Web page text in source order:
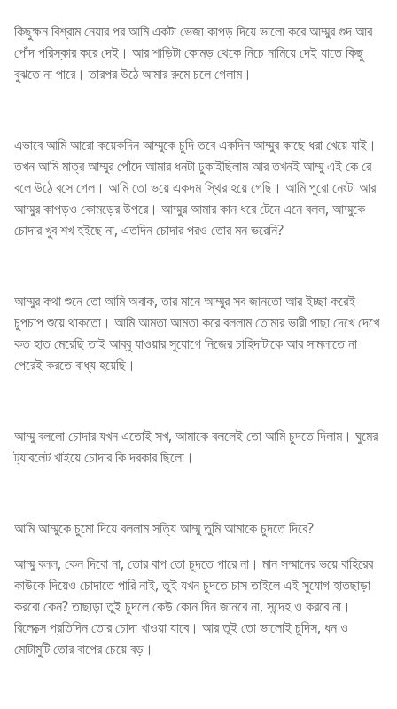
কিছুক্ষন বিশ্রাম নেয়ার পর আমি একটা ভেজা কাপড় দিয়ে ভালো করে আম্মুর গুদ আর
পোঁদ পরিস্কার করে দেই। আর শাড়িটা কোমড় থেকে নিচে নামিয়ে দেই যাতে কিছু
বুঝতে না পারে। তারপর উঠে আমার রুমে চলে গেলাম।
এভাবে আমি আরো কয়েকদিন আম্মুকে চুদি তবে একদিন আম্মুর কাছে ধরা খেয়ে যাই।
তখন আমি মাত্র আম্মুর পোঁদে আমার ধনটা ঢুকাইছিলাম আর তখনই আম্মু এই কে রে
বলে উঠে বসে গেল। আমি তো ভয়ে একদম স্থির হয়ে গেছি। আমি পুরো নেংটা আর
আম্মুর কাপড়ও কোমড়ের উপরে। আম্মুর আমার কান ধরে টেনে এনে বলল, আম্মুকে
চোদার খুব শখ হইছে না, এতদিন চোদার পরও তোর মন ভরেনি?
আম্মুর কথা শুনে তো আমি অবাক, তার মানে আম্মুর সব জানতো আর ইচ্ছা করেই
চুপচাপ শুয়ে থাকতো। আমি আমতা আমতা করে বললাম তোমার ভারী পাছা দেখে দেখে
কত হাত মেরেছি তাই আব্বু যাওয়ার সুযোগে নিজের চাহিদাটাকে আর সামলাতে না
পেরেই করতে বাধ্য হয়েছি।
আম্মু বললো চোদার যখন এতোই সখ, আমাকে বললেই তো আমি চুদতে দিলাম। ঘুমের
ট্যাবলেট খাইয়ে চোদার কি দরকার ছিলো।
আমি আম্মুকে চুমো দিয়ে বললাম সত্যি আম্মু তুমি আমাকে চুদতে দিবে?
আম্মু বলল, কেন দিবো না, তোর বাপ তো চুদতে পারে না। মান সম্মানের ভয়ে বাহিরের
কাউকে দিয়েও চোদাতে পারি নাই, তুই যখন চুদতে চাস তাইলে এই সুযোগ হাতছাড়া
করবো কেন? তাছাড়া তুই চুদলে কেউ কোন দিন জানবে না, সন্দেহ ও করবে না।
রিলেক্সে প্রতিদিন তোর চোদা খাওয়া যাবে। আর তুই তো ভালোই চুদিস, ধন ও
মোটামুটি তোর বাপের চেয়ে বড়।